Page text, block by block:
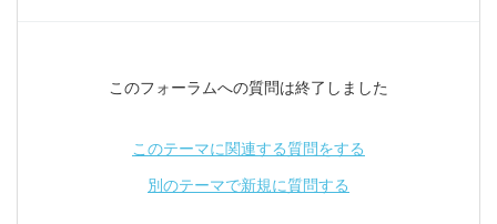
このフォーラムへの質問は終了しました
このテーマに関連する質問をする
別のテーマで新規に質問する